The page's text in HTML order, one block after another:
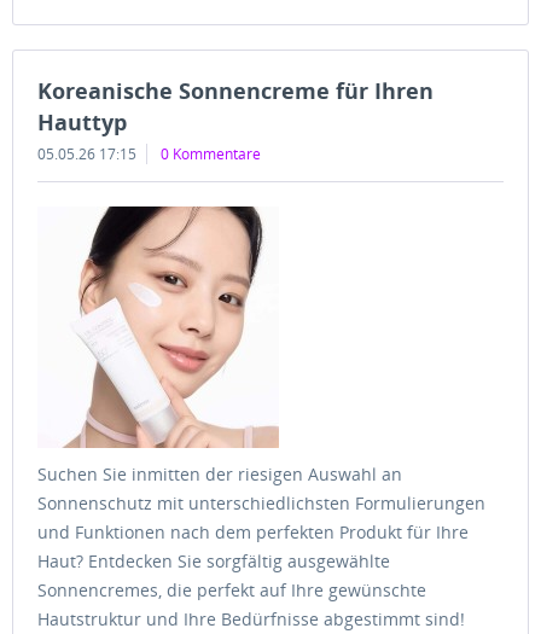
Koreanische Sonnencreme für Ihren
Hauttyp
05.05.26 17:15 0 Kommentare
Suchen Sie inmitten der riesigen Auswahl an
Sonnenschutz mit unterschiedlichsten Formulierungen
und Funktionen nach dem perfekten Produkt für Ihre
Haut? Entdecken Sie sorgfältig ausgewählte
Sonnencremes, die perfekt auf Ihre gewünschte
Hautstruktur und Ihre Bedürfnisse abgestimmt sind!